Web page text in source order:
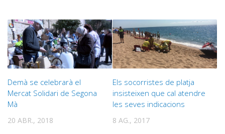
Demà se celebrarà el
Mercat Solidari de Segona
Mà
20 ABR., 2018
Els socorristes de platja
insisteixen que cal atendre
les seves indicacions
8 AG., 2017